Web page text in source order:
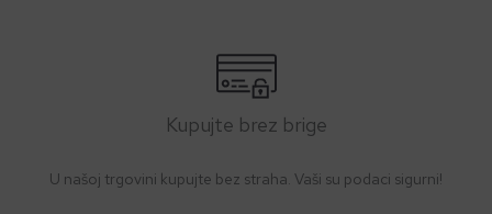
Kupujte brez brige
U našoj trgovini kupujte bez straha. Vaši su podaci sigurni!